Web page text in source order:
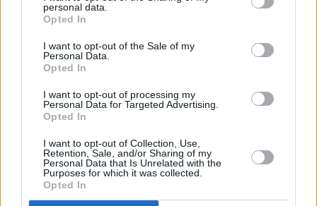
personal data.
Opted In
I want to opt-out of the Sale of my
Personal Data.
Opted In
I want to opt-out of processing my
Personal Data for Targeted Advertising.
Opted In
I want to opt-out of Collection, Use,
Retention, Sale, and/or Sharing of my
Personal Data that Is Unrelated with the
Purposes for which it was collected.
Opted In